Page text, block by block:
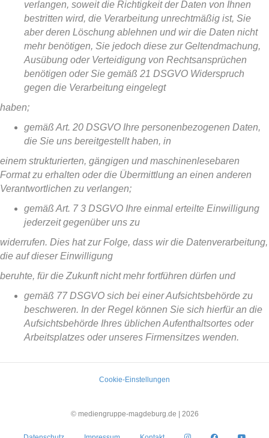
verlangen, soweit die Richtigkeit der Daten von Ihnen
bestritten wird, die Verarbeitung unrechtmäßig ist, Sie
aber deren Löschung ablehnen und wir die Daten nicht
mehr benötigen, Sie jedoch diese zur Geltendmachung,
Ausübung oder Verteidigung von Rechtsansprüchen
benötigen oder Sie gemäß 21 DSGVO Widerspruch
gegen die Verarbeitung eingelegt
haben;
gemäß Art. 20 DSGVO Ihre personenbezogenen Daten,
die Sie uns bereitgestellt haben, in
einem strukturierten, gängigen und maschinenlesebaren
Format zu erhalten oder die Übermittlung an einen anderen
Verantwortlichen zu verlangen;
gemäß Art. 7 3 DSGVO Ihre einmal erteilte Einwilligung
jederzeit gegenüber uns zu
widerrufen. Dies hat zur Folge, dass wir die Datenverarbeitung,
die auf dieser Einwilligung
beruhte, für die Zukunft nicht mehr fortführen dürfen und
gemäß 77 DSGVO sich bei einer Aufsichtsbehörde zu
beschweren. In der Regel können Sie sich hierfür an die
Aufsichtsbehörde Ihres üblichen Aufenthaltsortes oder
Arbeitsplatzes oder unseres Firmensitzes wenden.
Cookie-Einstellungen
© mediengruppe-magdeburg.de | 2026